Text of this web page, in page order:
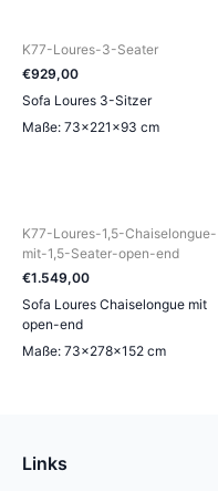
K77-Loures-3-Seater
€929,00
Sofa Loures 3-Sitzer
Maße: 73×221×93 cm
K77-Loures-1,5-Chaiselongue-
mit-1,5-Seater-open-end
€1.549,00
Sofa Loures Chaiselongue mit
open-end
Maße: 73×278×152 cm
Links